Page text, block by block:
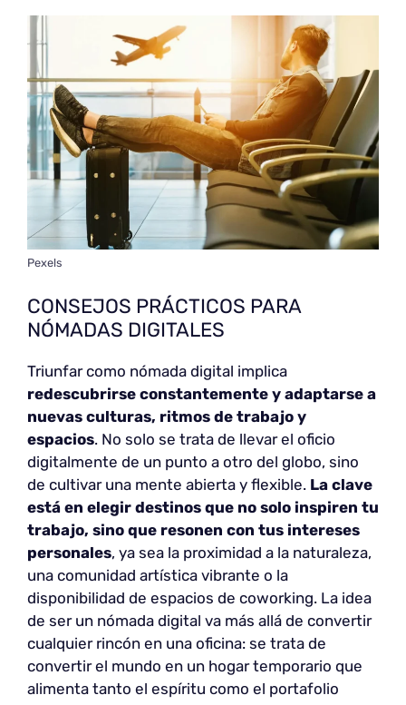
Pexels
CONSEJOS PRÁCTICOS PARA
NÓMADAS DIGITALES
Triunfar como nómada digital implica
redescubrirse constantemente y adaptarse a
nuevas culturas, ritmos de trabajo y
espacios. No solo se trata de llevar el oficio
digitalmente de un punto a otro del globo, sino
de cultivar una mente abierta y flexible. La clave
está en elegir destinos que no solo inspiren tu
trabajo, sino que resonen con tus intereses
personales, ya sea la proximidad a la naturaleza,
una comunidad artística vibrante o la
disponibilidad de espacios de coworking. La idea
de ser un nómada digital va más allá de convertir
cualquier rincón en una oficina: se trata de
convertir el mundo en un hogar temporario que
alimenta tanto el espíritu como el portafolio